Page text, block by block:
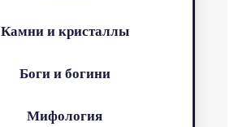
Камни и кристаллы
Боги и богини
Мифология